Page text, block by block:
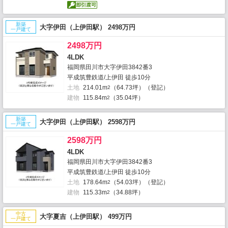
新築
一戸建て
大字伊田（上伊田駅） 2498万円
2498万円
4LDK
福岡県田川市大字伊田3842番3
平成筑豊鉄道/上伊田 徒歩10分
土地 214.01m2
（64.73坪）（登記）
建物
115.84m2 （35.04坪）
新築
一戸建て
大字伊田（上伊田駅） 2598万円
2598万円
4LDK
福岡県田川市大字伊田3842番3
平成筑豊鉄道/上伊田 徒歩10分
土地 178.64m2
（54.03坪）（登記）
建物
115.33m2 （34.88坪）
中古
一戸建て
大字夏吉（上伊田駅） 499万円